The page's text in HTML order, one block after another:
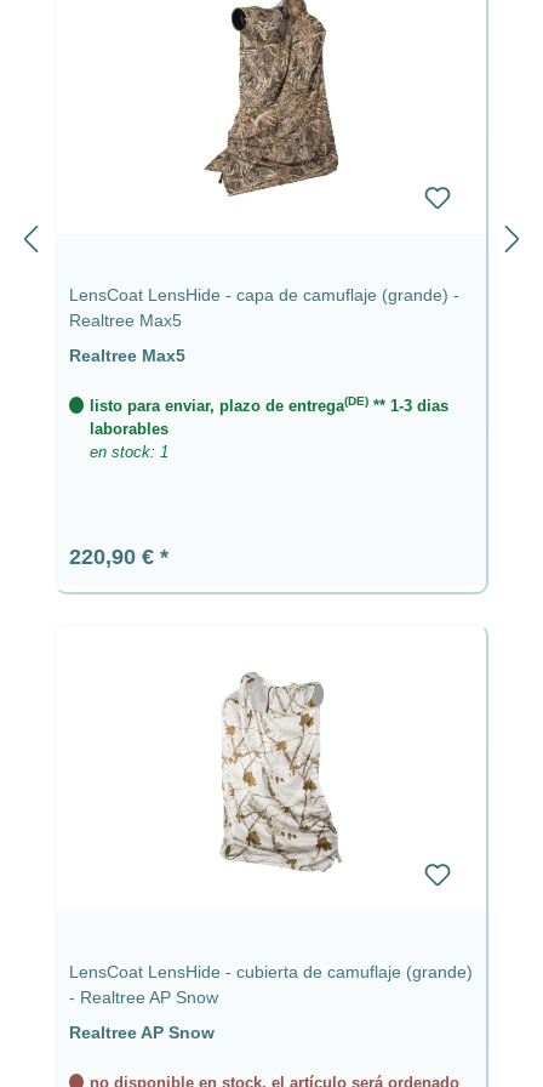
LensCoat LensHide - capa de camuflaje (grande) -
Realtree Max5
Realtree Max5
listo para enviar, plazo de entrega(DE) ** 1-3 dias
laborables
en stock: 1
Precio normal:
220,90 €
LensCoat LensHide - cubierta de camuflaje (grande)
- Realtree AP Snow
Realtree AP Snow
no disponible en stock, el artículo será ordenado